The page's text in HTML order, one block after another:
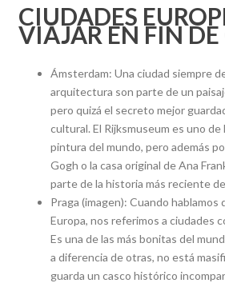
CIUDADES
VIAJAR EN FIN DE
Ámsterdam: Una ciudad siempre
arquitectura son parte de un
pero quizá el secreto mejor
cultural. El Rijksmuseum es uno
pintura del mundo, pero además
Gogh o la casa original de Ana
parte de la historia más reciente
Praga (imagen): Cuando hablamos
Europa, nos referimos a ciudades
Es una de las más bonitas del
a diferencia de otras, no está
guarda un casco histórico